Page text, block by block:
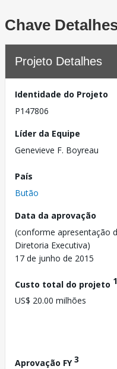
Chave
Projeto Detalhes
Identidade do Projeto
P147806
Líder da Equipe
Genevieve F. Boyreau
País
Butão
Data da aprovação
(conforme apresentação
Diretoria Executiva)
17 de junho de 2015
Custo total do projeto 1
US$ 20.00 milhões
Aprovação FY3